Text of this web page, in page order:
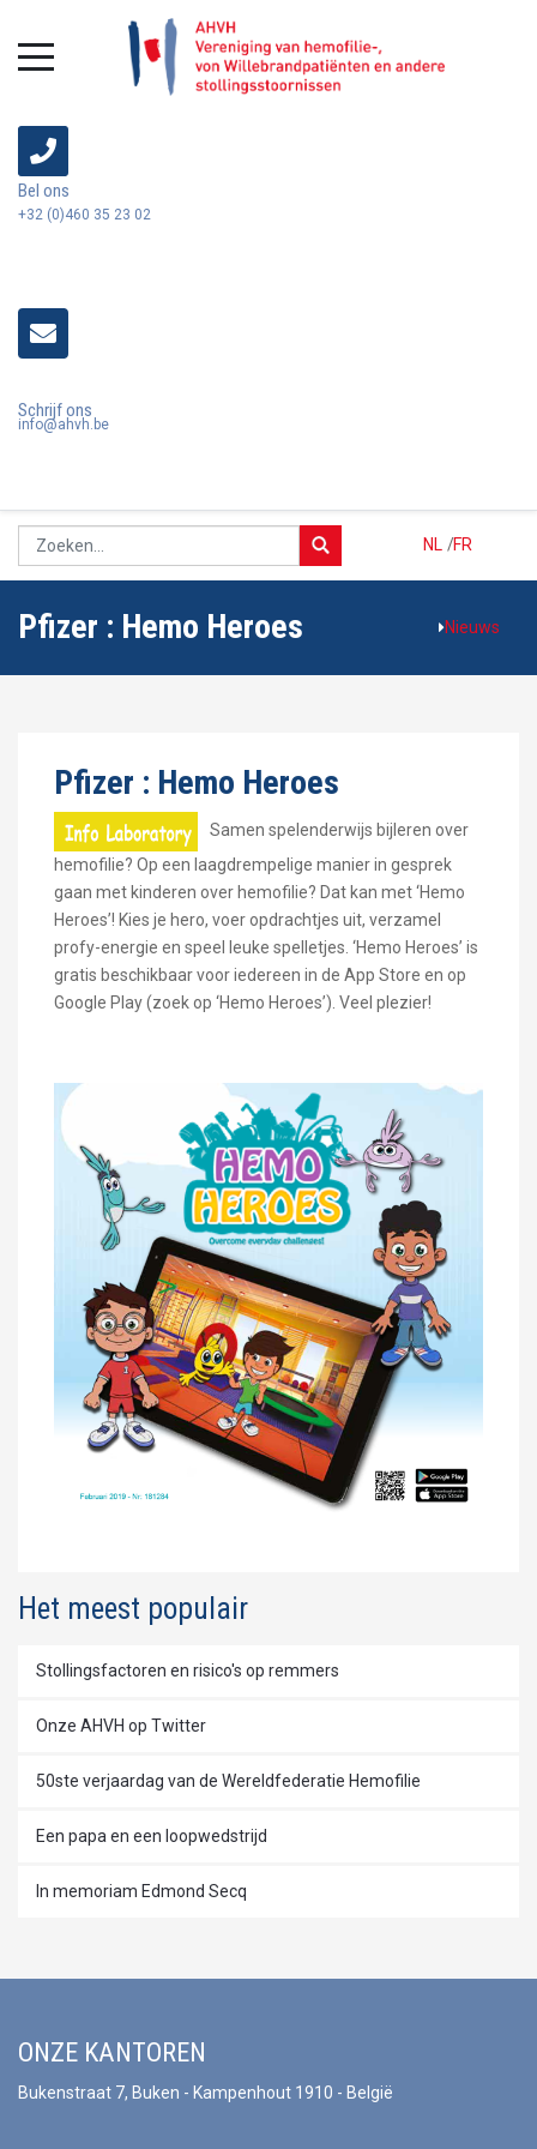
Bel ons
+32 (0)460 35 23 02
Schrijf ons
info@ahvh.be
NL FR
/
Pfizer : Hemo Heroes Nieuws
Pfizer : Hemo Heroes
Samen spelenderwijs bijleren over
hemofilie? Op een laagdrempelige manier in gesprek
gaan met kinderen over hemofilie? Dat kan met ‘Hemo
Heroes’! Kies je hero, voer opdrachtjes uit, verzamel
profy-energie en speel leuke spelletjes. ‘Hemo Heroes’ is
gratis beschikbaar voor iedereen in de App Store en op
Google Play (zoek op ‘Hemo Heroes’). Veel plezier!
Het meest populair
Stollingsfactoren en risico's op remmers
Onze AHVH op Twitter
50ste verjaardag van de Wereldfederatie Hemofilie
Een papa en een loopwedstrijd
In memoriam Edmond Secq
ONZE KANTOREN
Bukenstraat 7, Buken - Kampenhout 1910 - België